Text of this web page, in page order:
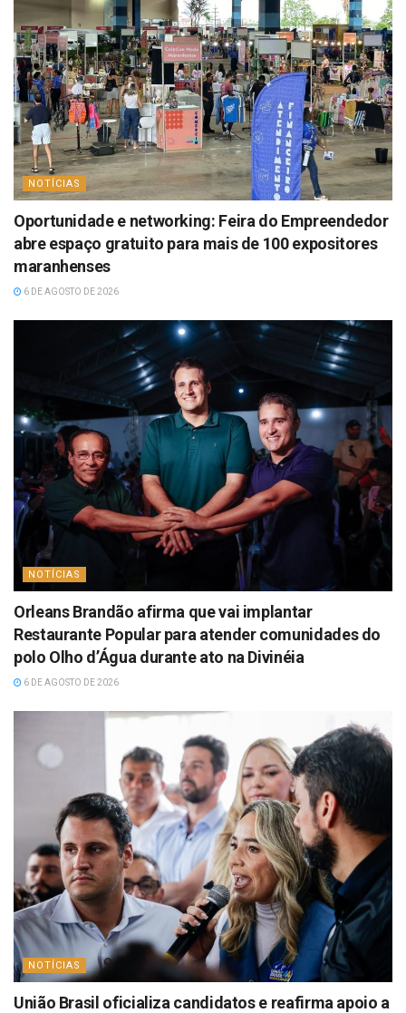
NOTÍCIAS
Oportunidade e networking: Feira do Empreendedor
abre espaço gratuito para mais de 100 expositores
maranhenses
6 DE AGOSTO DE 2026
NOTÍCIAS
Orleans Brandão afirma que vai implantar
Restaurante Popular para atender comunidades do
polo Olho d’Água durante ato na Divinéia
6 DE AGOSTO DE 2026
NOTÍCIAS
União Brasil oficializa candidatos e reafirma apoio a